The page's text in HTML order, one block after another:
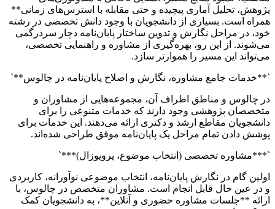
پژوهش، تحلیل آماری پیچیده و حتی مقابله با استرس‌های زمانی**
همراه است. بسیاری از دانشجویان با وجود دانش تخصصی در رشته
خود، در مراحل نگارش و تدوین ساختار پایان‌نامه دچار سردرگمی
می‌شوند. از این رو، بهره‌گیری از مشاوره و راهنمایی تخصصی،
می‌تواند این مسیر را هموارتر سازد.
`**خدمات جامع مشاوره، نگارش و اصلاح پایان‌نامه در چالوس**`
در چالوس و مناطق اطراف آن، مجموعه‌هایی از مشاوران و
متخصصان پژوهشی وجود دارند که خدمات متنوعی را برای
دانشجویان مقاطع ارشد و دکتری ارائه می‌دهند. این خدمات برای
پوشش دادن تمام مراحل یک پایان‌نامه موفق طراحی شده‌اند.
`***مشاوره تخصصی (انتخاب موضوع، پروپوزال)***`
اولین گام در نگارش پایان‌نامه، انتخاب موضوعی نوآورانه، کاربردی
و در عین حال قابل انجام است. مشاوران متخصص در چالوس، با
ارائه **جلسات مشاوره حضوری و آنلاین**، به دانشجویان کمک